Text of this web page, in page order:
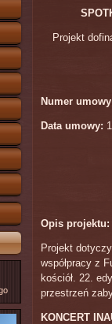
Projekt
Numer
Data umowy:
Opis projektu:
Projekt
współpracy z
kościół. 22.
przestrzeń
KONCERT